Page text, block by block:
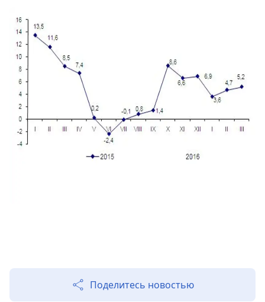
Поделитесь новостью